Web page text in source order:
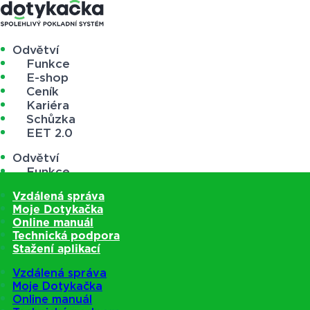
Odvětví
Funkce
E-shop
Ceník
Kariéra
Schůzka
EET 2.0
Odvětví
Funkce
Ceník
Kariéra
Schůzka
EET 2.0
Vzdálená správa
Moje Dotykačka
Online manuál
Technická podpora
Stažení aplikací
Vzdálená správa
Moje Dotykačka
Online manuál